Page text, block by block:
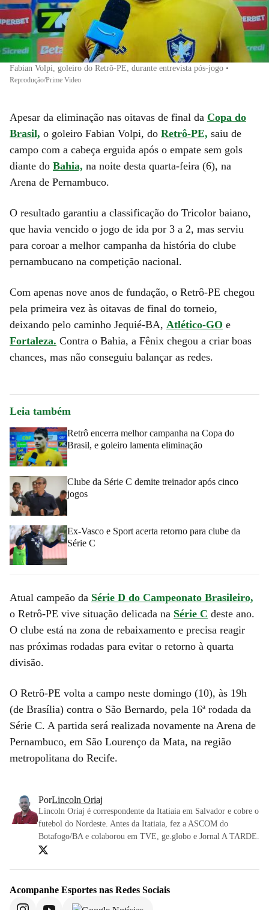
Fabian Volpi, goleiro do Retrô-PE, durante entrevista pós-jogo •
Reprodução/Prime Video
Apesar da eliminação nas oitavas de final da Copa do
Brasil, o goleiro Fabian Volpi, do Retrô-PE, saiu de
campo com a cabeça erguida após o empate sem gols
diante do Bahia, na noite desta quarta-feira (6), na
Arena de Pernambuco.
O resultado garantiu a classificação do Tricolor baiano,
que havia vencido o jogo de ida por 3 a 2, mas serviu
para coroar a melhor campanha da história do clube
pernambucano na competição nacional.
Com apenas nove anos de fundação, o Retrô-PE chegou
pela primeira vez às oitavas de final do torneio,
deixando pelo caminho Jequié-BA, Atlético-GO e
Fortaleza. Contra o Bahia, a Fênix chegou a criar boas
chances, mas não conseguiu balançar as redes.
Leia também
Retrô encerra melhor campanha na Copa do
Brasil, e goleiro lamenta eliminação
Clube da Série C demite treinador após cinco
jogos
Ex-Vasco e Sport acerta retorno para clube da
Série C
Atual campeão da Série D do Campeonato Brasileiro,
o Retrô-PE vive situação delicada na Série C deste ano.
O clube está na zona de rebaixamento e precisa reagir
nas próximas rodadas para evitar o retorno à quarta
divisão.
O Retrô-PE volta a campo neste domingo (10), às 19h
(de Brasília) contra o São Bernardo, pela 16ª rodada da
Série C. A partida será realizada novamente na Arena de
Pernambuco, em São Lourenço da Mata, na região
metropolitana do Recife.
PorLincoln Oriaj
Lincoln Oriaj é correspondente da Itatiaia em Salvador e cobre o
futebol do Nordeste. Antes da Itatiaia, fez a ASCOM do
Botafogo/BA e colaborou em TVE, ge.globo e Jornal A TARDE.
Acompanhe Esportes nas Redes Sociais